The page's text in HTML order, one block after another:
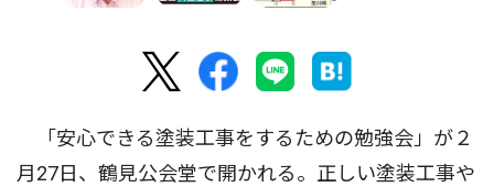
「安心できる塗装工事をするための勉強会」が２
月27日、鶴見公会堂で開かれる。正しい塗装工事や